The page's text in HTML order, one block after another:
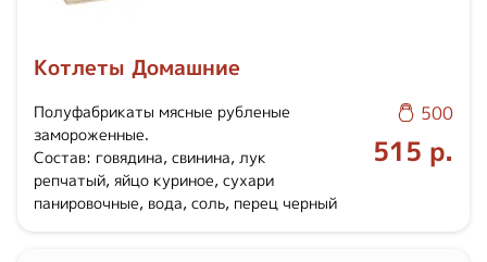
Котлеты Домашние
Полуфабрикаты мясные рубленые
замороженные.
Состав: говядина, свинина, лук
репчатый, яйцо куриное, сухари
панировочные, вода, соль, перец черный
500
515 р.